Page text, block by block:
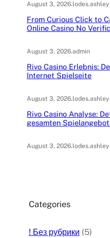
August 3, 2026.lodes.ashley
From Curious Click to
Online Casino No
August 3, 2026.admin
Rivo Casino Erlebnis:
Internet Spielseite
August 3, 2026.lodes.ashley
Rivo Casino Analyse:
gesamten
August 3, 2026.lodes.ashley
Categories
! Без рубрики (5)